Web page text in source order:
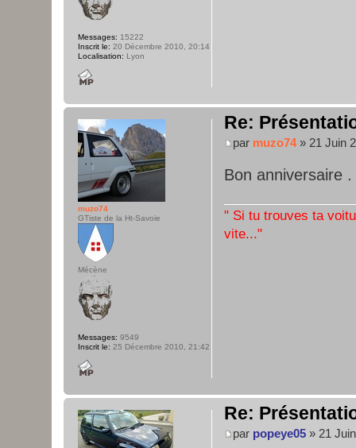
Messages: 15222
Inscrit le: 20 Décembre 2010, 20:14
Localisation: Lyon
Re:
par muzo74» 21 Juin
Bon anniversaire .
" Si tu trouves ta
vite..."
muzo74
GTiste de la Ht-Savoie
Mécène
Messages: 9549
Inscrit le: 25 Décembre 2010, 21:42
Re:
par popeye05 » 21